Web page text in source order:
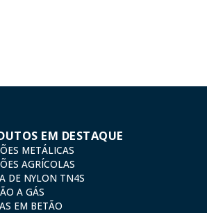
EM DESTAQUE
METÁLICAS
AGRÍCOLAS
DE NYLON TN4S
A GÁS
EM BETÃO